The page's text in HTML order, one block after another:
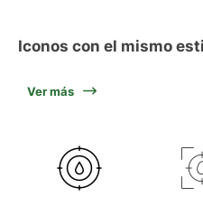
Iconos con el mismo
Ver más